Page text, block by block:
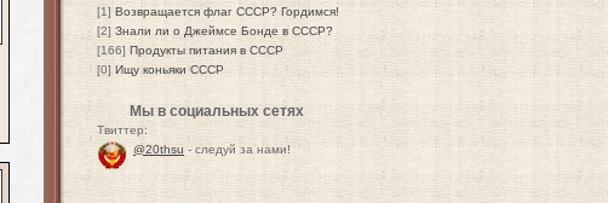
[1] Возвращается флаг СССР? Гордимся!
[2] Знали ли о Джеймсе Бонде в СССР?
[166] Продукты питания в СССР
[0] Ищу коньяки СССР
Мы в социальных сетях
Твиттер:
@20thsu - следуй за нами!